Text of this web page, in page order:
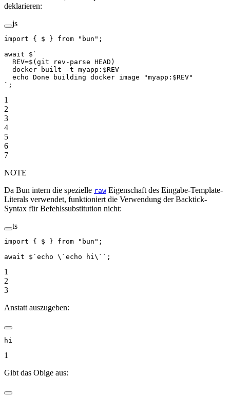
deklarieren:
js
import { $ } from "bun" ;
await $ `
  REV=$(git rev-parse HEAD)
  docker built -t myapp:$REV
  echo Done building docker image "myapp:$REV"
` ;
1
2
3
4
5
6
7
NOTE
Da Bun intern die spezielle raw Eigenschaft des Eingabe-Template-
Literals verwendet, funktioniert die Verwendung der Backtick-
Syntax für Befehlssubstitution nicht:
ts
import { $ } from "bun" ;
await $ `echo \` echo hi \` ` ;
1
2
3
Anstatt auszugeben:
hi
1
Gibt das Obige aus: